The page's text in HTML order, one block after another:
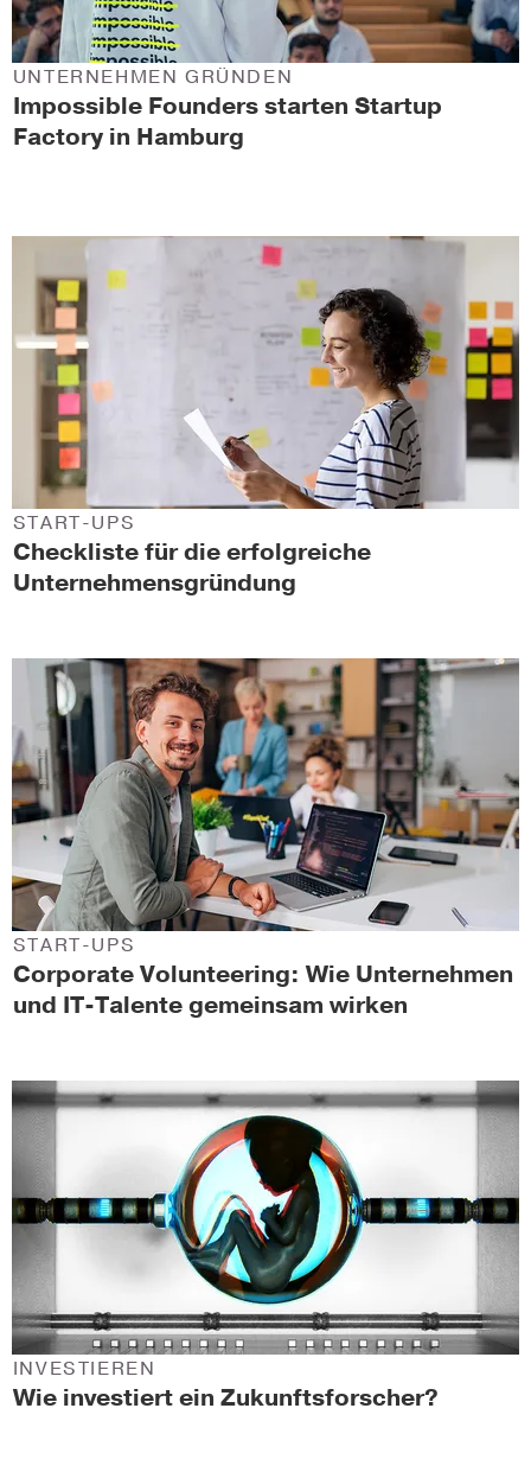
Impossible Founders starten Startup
Factory in Hamburg
UNTERNEHMEN GRÜNDEN
Checkliste für die erfolgreiche
Unternehmensgründung
START-UPS
Corporate Volunteering: Wie Unternehmen
und IT-Talente gemeinsam wirken
START-UPS
Wie investiert ein Zukunftsforscher?
INVESTIEREN